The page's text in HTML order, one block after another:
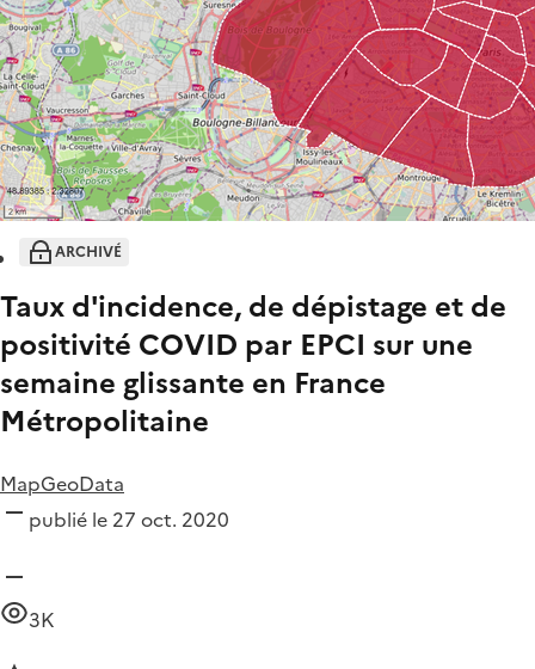
ARCHIVÉ
Taux d'incidence, de dépistage et de
positivité COVID par EPCI sur une
semaine glissante en France
Métropolitaine
MapGeoData
publié le 27 oct. 2020
3K